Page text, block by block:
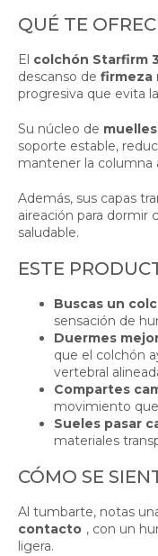
QUÉ TE
El colchón Starfirm
descanso de firmeza
progresiva que evita
Su núcleo de
soporte estable,
mantener la columna
Además, sus capas
aireación para dormir
saludable.
ESTE
Buscas un
sensación de
Duermes
que el colchón
vertebral
Compartes
movimiento
Sueles pasar
materiales
CÓMO SE
Al tumbarte, notas
contacto , con un
ligera.